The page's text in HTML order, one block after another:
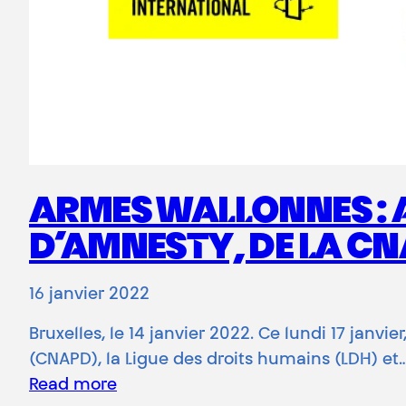
ARMES WALLONNES :
D’AMNESTY, DE LA
16 janvier 2022
Bruxelles, le 14 janvier 2022. Ce lundi 17
(CNAPD), la Ligue des droits humains (LDH)
Read more